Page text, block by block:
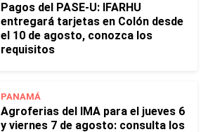
Pagos del PASE-U: IFARHU
entregará tarjetas en Colón desde
el 10 de agosto, conozca los
requisitos
PANAMÁ
Agroferias del IMA para el jueves 6
y viernes 7 de agosto: consulta los